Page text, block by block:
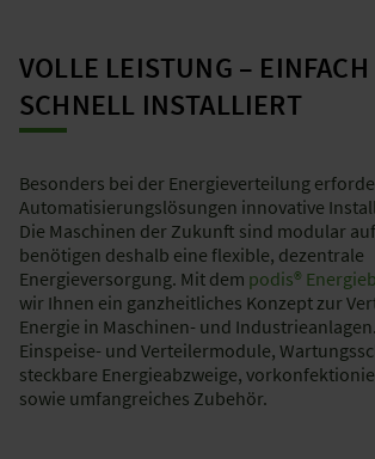
VOLLE LEISTUNG –
SCHNELL INSTALLIERT
Besonders bei der Energieverteilung
Automatisierungslösungen innovative
Die Maschinen der Zukunft sind modular
benötigen deshalb eine flexible, dezentrale
Energieversorgung. Mit dem podis®
wir Ihnen ein ganzheitliches Konzept zur
Energie in Maschinen- und
Einspeise- und Verteilermodule,
steckbare Energieabzweige,
sowie umfangreiches Zubehör.